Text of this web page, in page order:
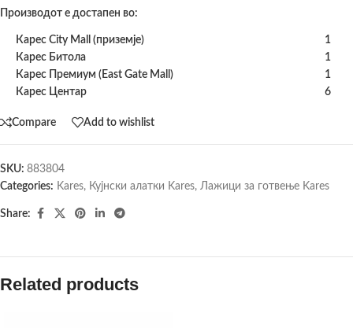
Производот е достапен во:
Карес City Mall (приземје)
1
Карес Битола
1
Карес Премиум (East Gate Mall)
1
Карес Центар
6
Compare Add to wishlist
SKU: 883804
Categories: Kares, Кујнски алатки Kares, Лажици за готвење Kares
Share:
Related products